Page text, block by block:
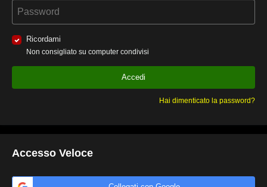
Ricordami
Non consigliato su computer condivisi
Accedi
Hai dimenticato la password?
Accesso Veloce